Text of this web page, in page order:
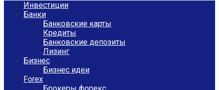
Инвестиции
Банки
Банковские карты
Кредиты
Банковские депозиты
Лизинг
Бизнес
Бизнес идеи
Forex